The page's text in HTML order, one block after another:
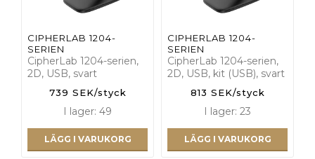
CIPHERLAB 1204-
SERIEN
CipherLab 1204-serien,
2D, USB, svart
739 SEK/styck
I lager: 49
LÄGG I VARUKORG
CIPHERLAB 1204-
SERIEN
CipherLab 1204-serien,
2D, USB, kit (USB), svart
813 SEK/styck
I lager: 23
LÄGG I VARUKORG